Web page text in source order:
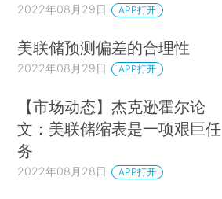
2022年08月29日 APP打开
美联储预测偏差的合理性
2022年08月29日 APP打开
【市场动态】杰克逊霍尔论
文：美联储缩表是一项艰巨任
务
2022年08月28日 APP打开